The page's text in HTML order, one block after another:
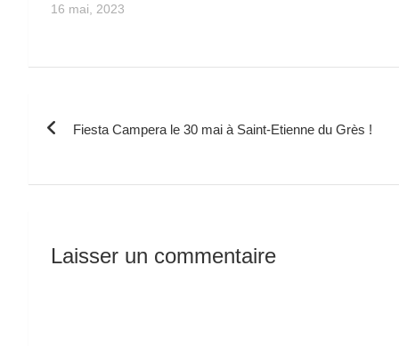
16 mai, 2023
l’article
Fiesta Campera le 30 mai à Saint-Etienne du Grès !
Laisser un commentaire